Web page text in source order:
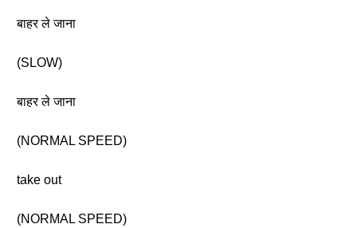
बाहर ले जाना
(SLOW)
बाहर ले जाना
(NORMAL SPEED)
take out
(NORMAL SPEED)